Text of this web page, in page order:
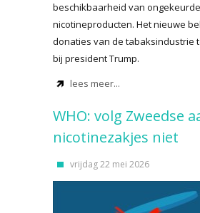
beschikbaarheid van ongekeurde
nicotineproducten. Het nieuwe
donaties van de tabaksindustrie
bij president Trump.
lees meer...
WHO: volg Zweedse
nicotinezakjes niet
vrijdag 22 mei 2026